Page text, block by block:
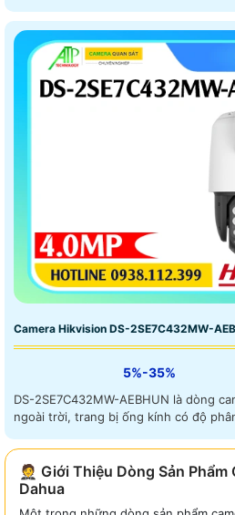
Camera Hikvision DS-2SE7C432MW-
5%-35%
DS-2SE7C432MW-AEBHUN là dòng
ngoài trời, trang bị ống kính có độ
🤵 Giới Thiệu Dòng Sản Phẩm
Dahua